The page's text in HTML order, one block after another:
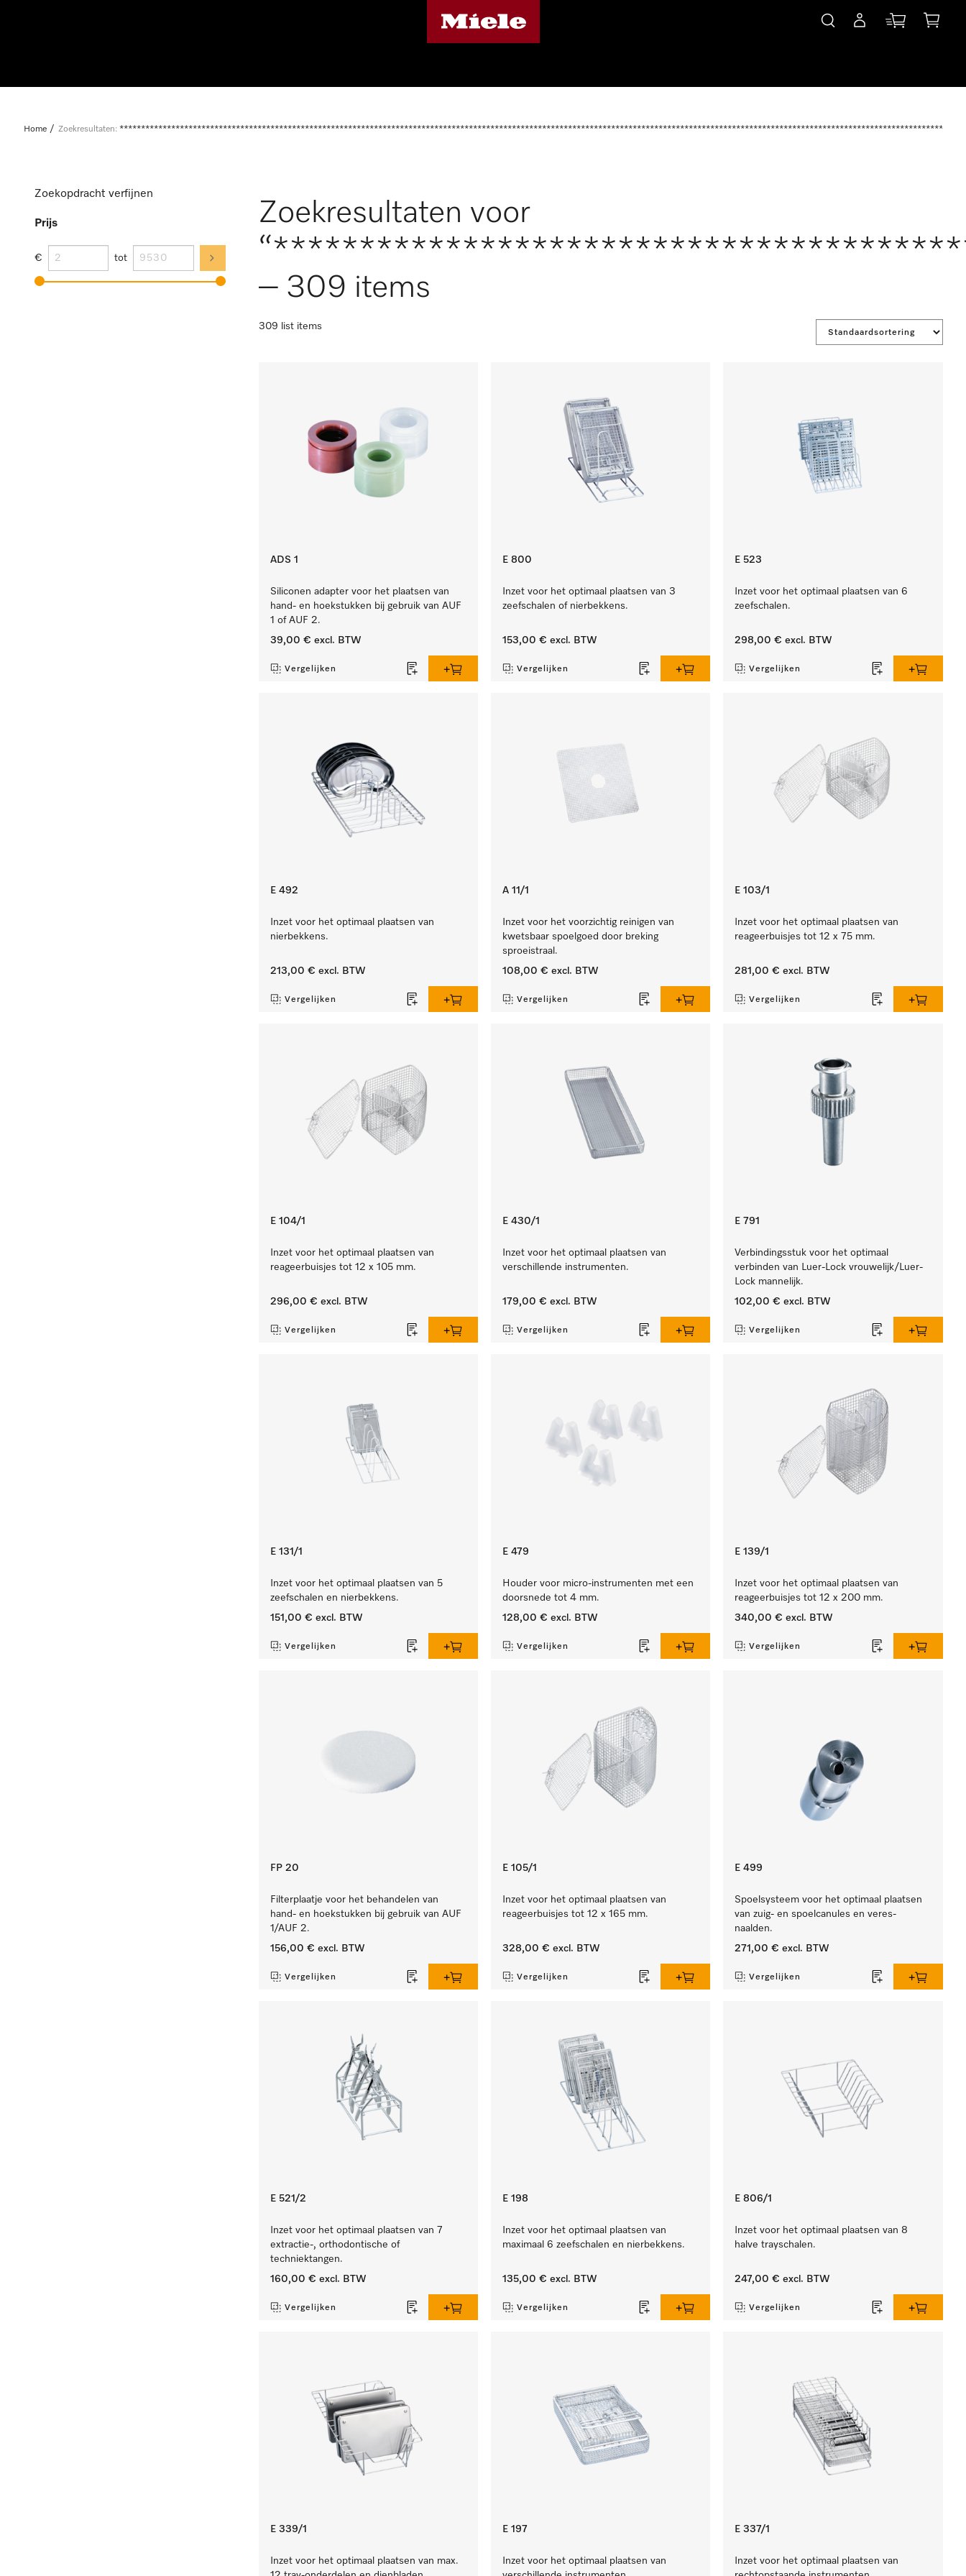
Home Zoekresultaten:
Zoekopdracht verfijnen
Prijs
€ tot
Zoekresultaten voor
– 309 items
309 list items
ADS 1
Siliconen adapter voor het plaatsen van
hand- en hoekstukken bij gebruik van AUF
1 of AUF 2.
39,00 € excl. BTW
Vergelijken
E 800
Inzet voor het optimaal plaatsen van 3
zeefschalen of nierbekkens.
153,00 € excl. BTW
Vergelijken
E 523
Inzet voor het optimaal plaatsen van 6
zeefschalen.
298,00 € excl. BTW
Vergelijken
E 492
Inzet voor het optimaal plaatsen van
nierbekkens.
213,00 € excl. BTW
Vergelijken
A 11/1
Inzet voor het voorzichtig reinigen van
kwetsbaar spoelgoed door breking
sproeistraal.
108,00 € excl. BTW
Vergelijken
E 103/1
Inzet voor het optimaal plaatsen van
reageerbuisjes tot 12 x 75 mm.
281,00 € excl. BTW
Vergelijken
E 104/1
Inzet voor het optimaal plaatsen van
reageerbuisjes tot 12 x 105 mm.
296,00 € excl. BTW
Vergelijken
E 430/1
Inzet voor het optimaal plaatsen van
verschillende instrumenten.
179,00 € excl. BTW
Vergelijken
E 791
Verbindingsstuk voor het optimaal
verbinden van Luer-Lock vrouwelijk/Luer-
Lock mannelijk.
102,00 € excl. BTW
Vergelijken
E 131/1
Inzet voor het optimaal plaatsen van 5
zeefschalen en nierbekkens.
151,00 € excl. BTW
Vergelijken
E 479
Houder voor micro-instrumenten met een
doorsnede tot 4 mm.
128,00 € excl. BTW
Vergelijken
E 139/1
Inzet voor het optimaal plaatsen van
reageerbuisjes tot 12 x 200 mm.
340,00 € excl. BTW
Vergelijken
FP 20
Filterplaatje voor het behandelen van
hand- en hoekstukken bij gebruik van AUF
1/AUF 2.
156,00 € excl. BTW
Vergelijken
E 105/1
Inzet voor het optimaal plaatsen van
reageerbuisjes tot 12 x 165 mm.
328,00 € excl. BTW
Vergelijken
E 499
Spoelsysteem voor het optimaal plaatsen
van zuig- en spoelcanules en veres-
naalden.
271,00 € excl. BTW
Vergelijken
E 521/2
Inzet voor het optimaal plaatsen van 7
extractie-, orthodontische of
techniektangen.
160,00 € excl. BTW
Vergelijken
E 198
Inzet voor het optimaal plaatsen van
maximaal 6 zeefschalen en nierbekkens.
135,00 € excl. BTW
Vergelijken
E 806/1
Inzet voor het optimaal plaatsen van 8
halve trayschalen.
247,00 € excl. BTW
Vergelijken
E 339/1
Inzet voor het optimaal plaatsen van max.
E 197
Inzet voor het optimaal plaatsen van
E 337/1
Inzet voor het optimaal plaatsen van